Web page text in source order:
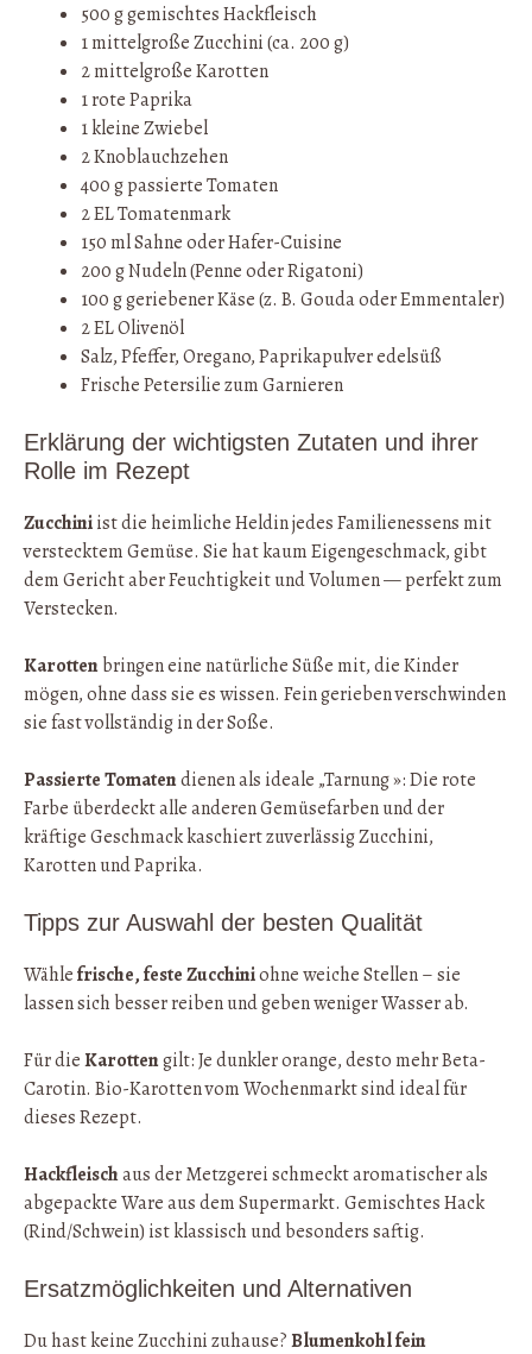
500 g gemischtes Hackfleisch
1 mittelgroße Zucchini (ca. 200 g)
2 mittelgroße Karotten
1 rote Paprika
1 kleine Zwiebel
2 Knoblauchzehen
400 g passierte Tomaten
2 EL Tomatenmark
150 ml Sahne oder Hafer-Cuisine
200 g Nudeln (Penne oder Rigatoni)
100 g geriebener Käse (z. B. Gouda oder Emmentaler)
2 EL Olivenöl
Salz, Pfeffer, Oregano, Paprikapulver edelsüß
Frische Petersilie zum Garnieren
Erklärung der wichtigsten Zutaten und ihrer
Rolle im Rezept
Zucchiniist die heimliche Heldin jedes Familienessens mit
verstecktem Gemüse. Sie hat kaum Eigengeschmack, gibt
dem Gericht aber Feuchtigkeit und Volumen — perfekt zum
Verstecken.
Karottenbringen eine natürliche Süße mit, die Kinder
mögen, ohne dass sie es wissen. Fein gerieben verschwinden
sie fast vollständig in der Soße.
Passierte Tomatendienen als ideale „Tarnung »: Die rote
Farbe überdeckt alle anderen Gemüsefarben und der
kräftige Geschmack kaschiert zuverlässig Zucchini,
Karotten und Paprika.
Tipps zur Auswahl der besten Qualität
Wählefrische, feste Zucchiniohne weiche Stellen – sie
lassen sich besser reiben und geben weniger Wasser ab.
Für dieKarottengilt: Je dunkler orange, desto mehr Beta-
Carotin. Bio-Karotten vom Wochenmarkt sind ideal für
dieses Rezept.
Hackfleischaus der Metzgerei schmeckt aromatischer als
abgepackte Ware aus dem Supermarkt. Gemischtes Hack
(Rind/Schwein) ist klassisch und besonders saftig.
Ersatzmöglichkeiten und Alternativen
Du hast keine Zucchini zuhause?Blumenkohl fein